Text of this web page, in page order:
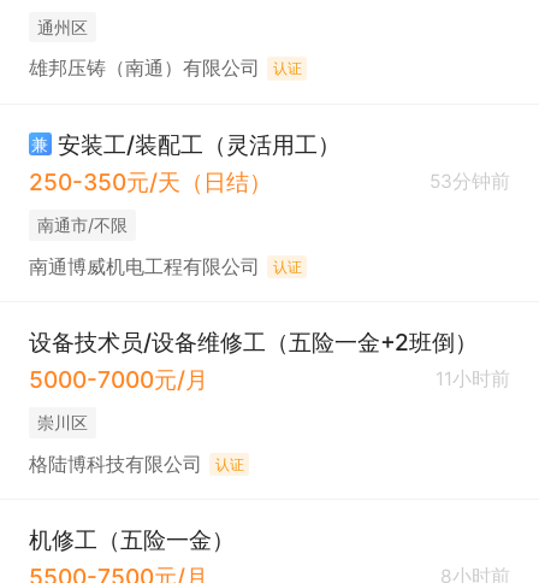
通州区
雄邦压铸（南通）有限公司 认证
兼 安装工/装配工（灵活用工）
250-350元/天（日结）
53分钟前
南通市/不限
南通博威机电工程有限公司 认证
设备技术员/设备维修工（五险一金+2班倒）
5000-7000元/月
11小时前
崇川区
格陆博科技有限公司 认证
机修工（五险一金）
5500-7500元/月
8小时前